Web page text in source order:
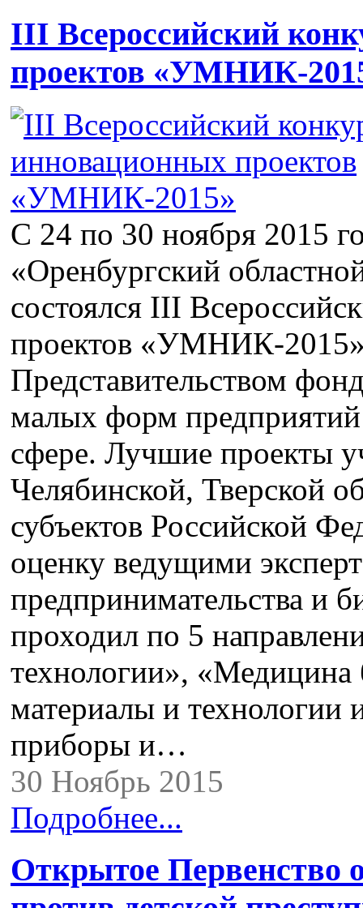
III Всероссийский
проектов «УМНИК-
С 24 по 30 ноября 2015
«Оренбургский
состоялся III
проектов «УМНИК-
Представительством
малых форм
сфере. Лучшие проекты
Челябинской, Тверской
субъектов Российской
оценку ведущими
предпринимательства и
проходил по 5
технологии»,
материалы и технологии
приборы и…
30 Ноябрь 2015
Подробнее...
Открытое Первенство